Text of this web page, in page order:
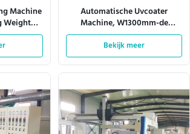
Machine
Weight
Automatische Uvcoater
Machine, W1300mm-de
Productielijn van de Nevelverf
Bekijk meer